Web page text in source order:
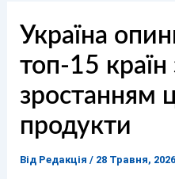
Україна
топ-15 країн
зростанням
продукти
Від Редакція / 28 Травня, 2026